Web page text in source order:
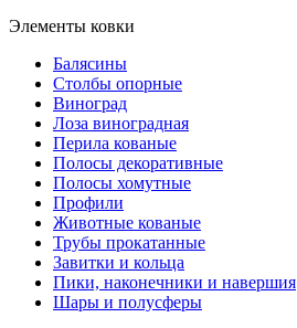
Элементы ковки
Балясины
Столбы опорные
Виноград
Лоза виноградная
Перила кованые
Полосы декоративные
Полосы хомутные
Профили
Животные кованые
Трубы прокатанные
Завитки и кольца
Пики, наконечники и навершия
Шары и полусферы